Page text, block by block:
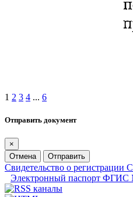
1 2 3 4 ... 6
Отправить документ
×
Отмена
Отправить
Свидетельство о
Электронный паспорт